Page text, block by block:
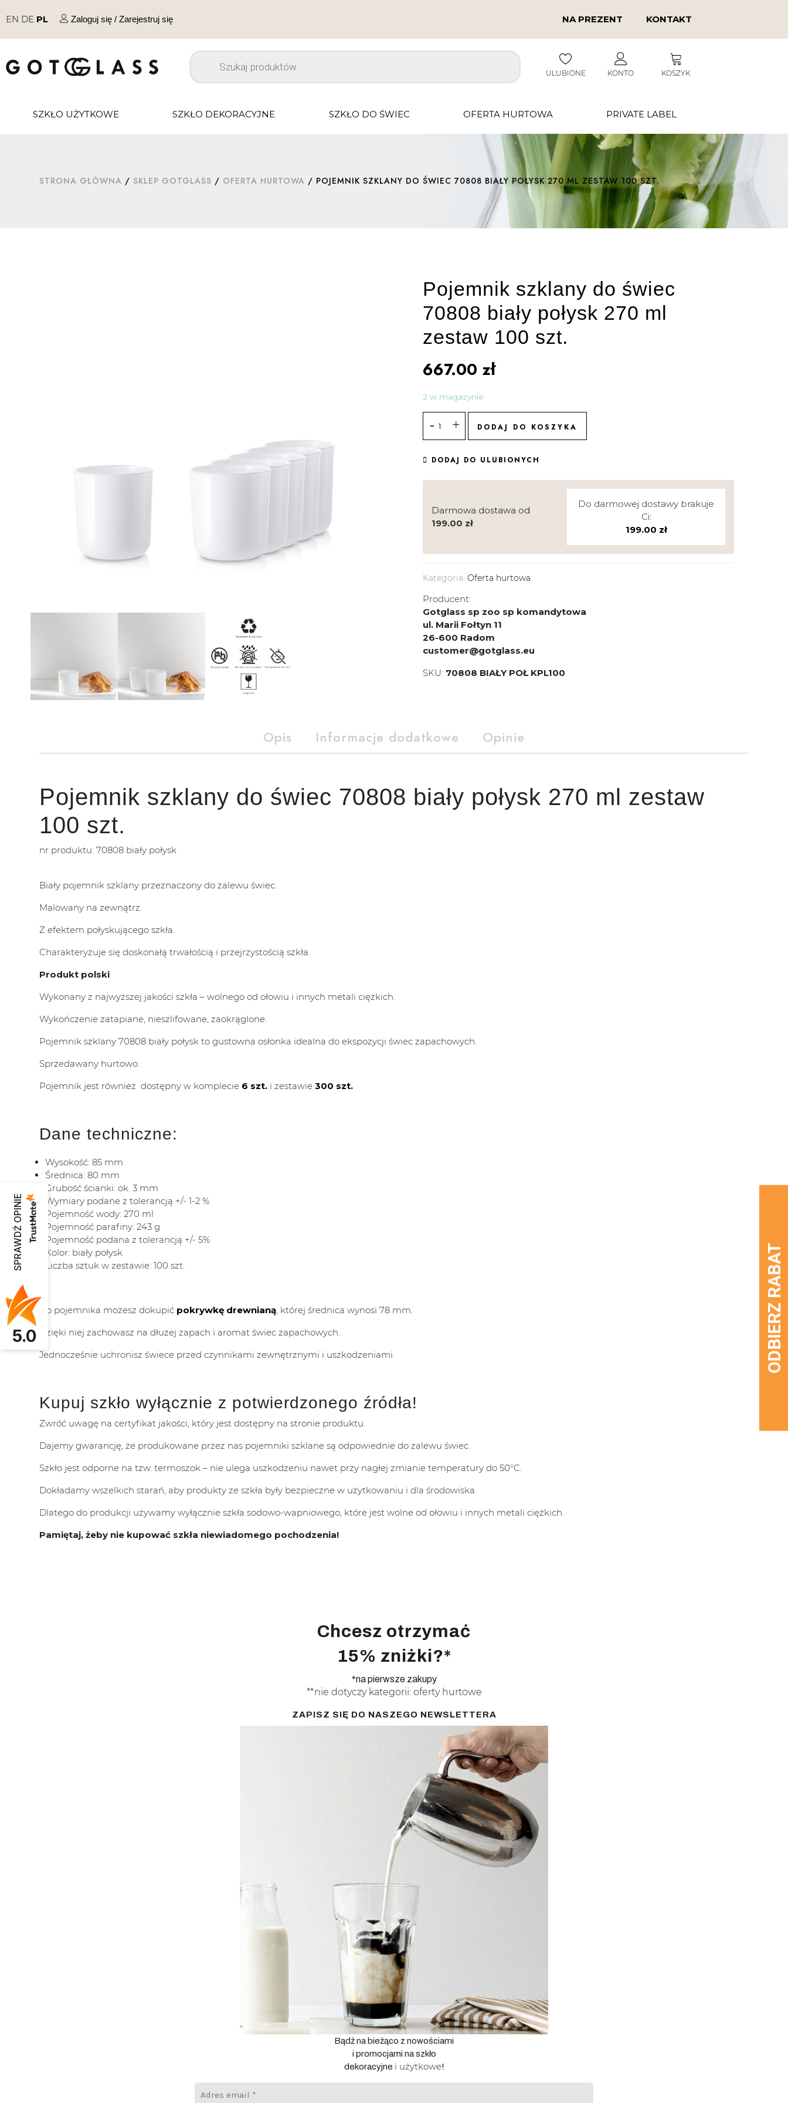
EN DE PL Zaloguj się / Zarejestruj się NA PREZENT KONTAKT
ULUBIONE KONTO KOSZYK
SZKŁO UŻYTKOWE SZKŁO DEKORACYJNE SZKŁO DO ŚWIEC OFERTA HURTOWA PRIVATE LABEL
STRONA GŁÓWNA / SKLEP GOTGLASS / OFERTA HURTOWA / POJEMNIK SZKLANY DO ŚWIEC 70808 BIAŁY POŁYSK 270 ML ZESTAW 100 SZT.
Pojemnik szklany do świec
70808 biały połysk 270 ml
zestaw 100 szt.
667.00 zł
2 w magazynie
DODAJ DO KOSZYKA
DODAJ DO ULUBIONYCH
Darmowa dostawa od
199.00 zł
Do darmowej dostawy brakuje
Ci:
199.00 zł
Kategoria:Oferta hurtowa
Producent:
Gotglass sp zoo sp komandytowa
ul. Marii Fołtyn 11
26-600 Radom
customer@gotglass.eu
SKU: 70808 BIAŁY POŁ KPL100
Opis Informacje dodatkowe Opinie
Pojemnik szklany do świec 70808 biały połysk 270 ml zestaw
100 szt.
nr produktu: 70808 biały połysk
Biały pojemnik szklany przeznaczony do zalewu świec.
Malowany na zewnątrz.
Z efektem połyskującego szkła.
Charakteryzuje się doskonałą trwałością i przejrzystością szkła.
Produkt polski.
Wykonany z najwyższej jakości szkła – wolnego od ołowiu i innych metali ciężkich.
Wykończenie zatapiane, nieszlifowane, zaokrąglone.
Pojemnik szklany 70808 biały połysk to gustowna osłonka idealna do ekspozycji świec zapachowych.
Sprzedawany hurtowo.
Pojemnik jest również dostępny w komplecie 6 szt. i zestawie 300 szt.
Dane techniczne:
Wysokość: 85 mm
Średnica: 80 mm
Grubość ścianki: ok. 3 mm
Wymiary podane z tolerancją +/- 1-2 %
Pojemność wody: 270 ml
Pojemność parafiny: 243 g
Pojemność podana z tolerancją +/- 5%
Kolor: biały połysk
Liczba sztuk w zestawie: 100 szt.
Do pojemnika możesz dokupić pokrywkę drewnianą, której średnica wynosi 78 mm.
Dzięki niej zachowasz na dłużej zapach i aromat świec zapachowych.
Jednocześnie uchronisz świece przed czynnikami zewnętrznymi i uszkodzeniami.
Kupuj szkło wyłącznie z potwierdzonego źródła!
Zwróć uwagę na certyfikat jakości, który jest dostępny na stronie produktu.
Dajemy gwarancję, że produkowane przez nas pojemniki szklane są odpowiednie do zalewu świec.
Szkło jest odporne na tzw. termoszok – nie ulega uszkodzeniu nawet przy nagłej zmianie temperatury do 50°C.
Dokładamy wszelkich starań, aby produkty ze szkła były bezpieczne w użytkowaniu i dla środowiska.
Dlatego do produkcji używamy wyłącznie szkła sodowo-wapniowego, które jest wolne od ołowiu i innych metali ciężkich.
Pamiętaj, żeby nie kupować szkła niewiadomego pochodzenia!
Chcesz otrzymać
15% zniżki?*
*na pierwsze zakupy
**nie dotyczy kategorii: oferty hurtowe
ZAPISZ SIĘ DO NASZEGO NEWSLETTERA
Bądź na bieżąco z nowościami
i promocjami na szkło
dekoracyjne i użytkowe!
SPRAWDŹ OPINIE
5.0